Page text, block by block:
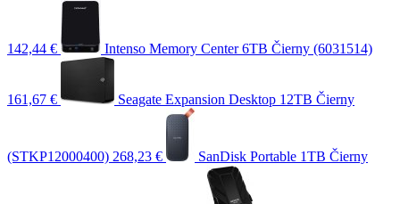
142,44 € Intenso Memory Center 6TB Čierny (6031514)
161,67 € Seagate Expansion Desktop 12TB Čierny
(STKP12000400) 268,23 € SanDisk Portable 1TB Čierny